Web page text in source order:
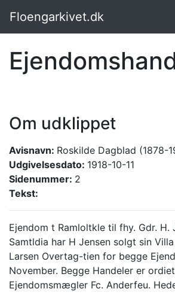
Floengarkivet.dk
Om udklippet
Avisnavn: Roskilde Dagblad (1878-
Udgivelsesdato: 1918-10-11
Sidenummer: 2
Tekst:
Ejendom t Ramloltkle til fhy. Gdr. H.
Samtldia har H Jensen solgt sin
Larsen Overtag-tien for begge
November. Begge Handeler er
Ejendomsmægler Fc. Anderfeu.